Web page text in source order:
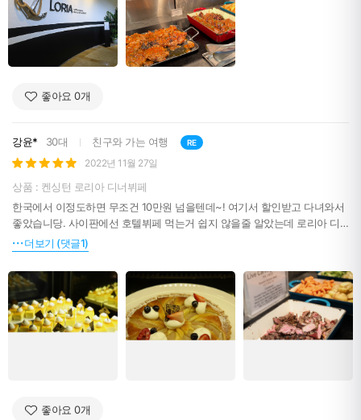
좋아요 0개
강윤* 30대 친구와 가는 여행 RE
2022년 11월 27일
상품 : 켄싱턴 로리아 디너뷔페
한국에서 이정도하면 무조건 10만원 넘을텐데~! 여기서 할인받고 다녀와서
좋았습니당. 사이판에선 호텔뷔페 먹는거 쉽지 않을줄 알았는데 로리아 디
너뷔페 좋네요!!!!
더보기 (댓글1)
좋아요 0개